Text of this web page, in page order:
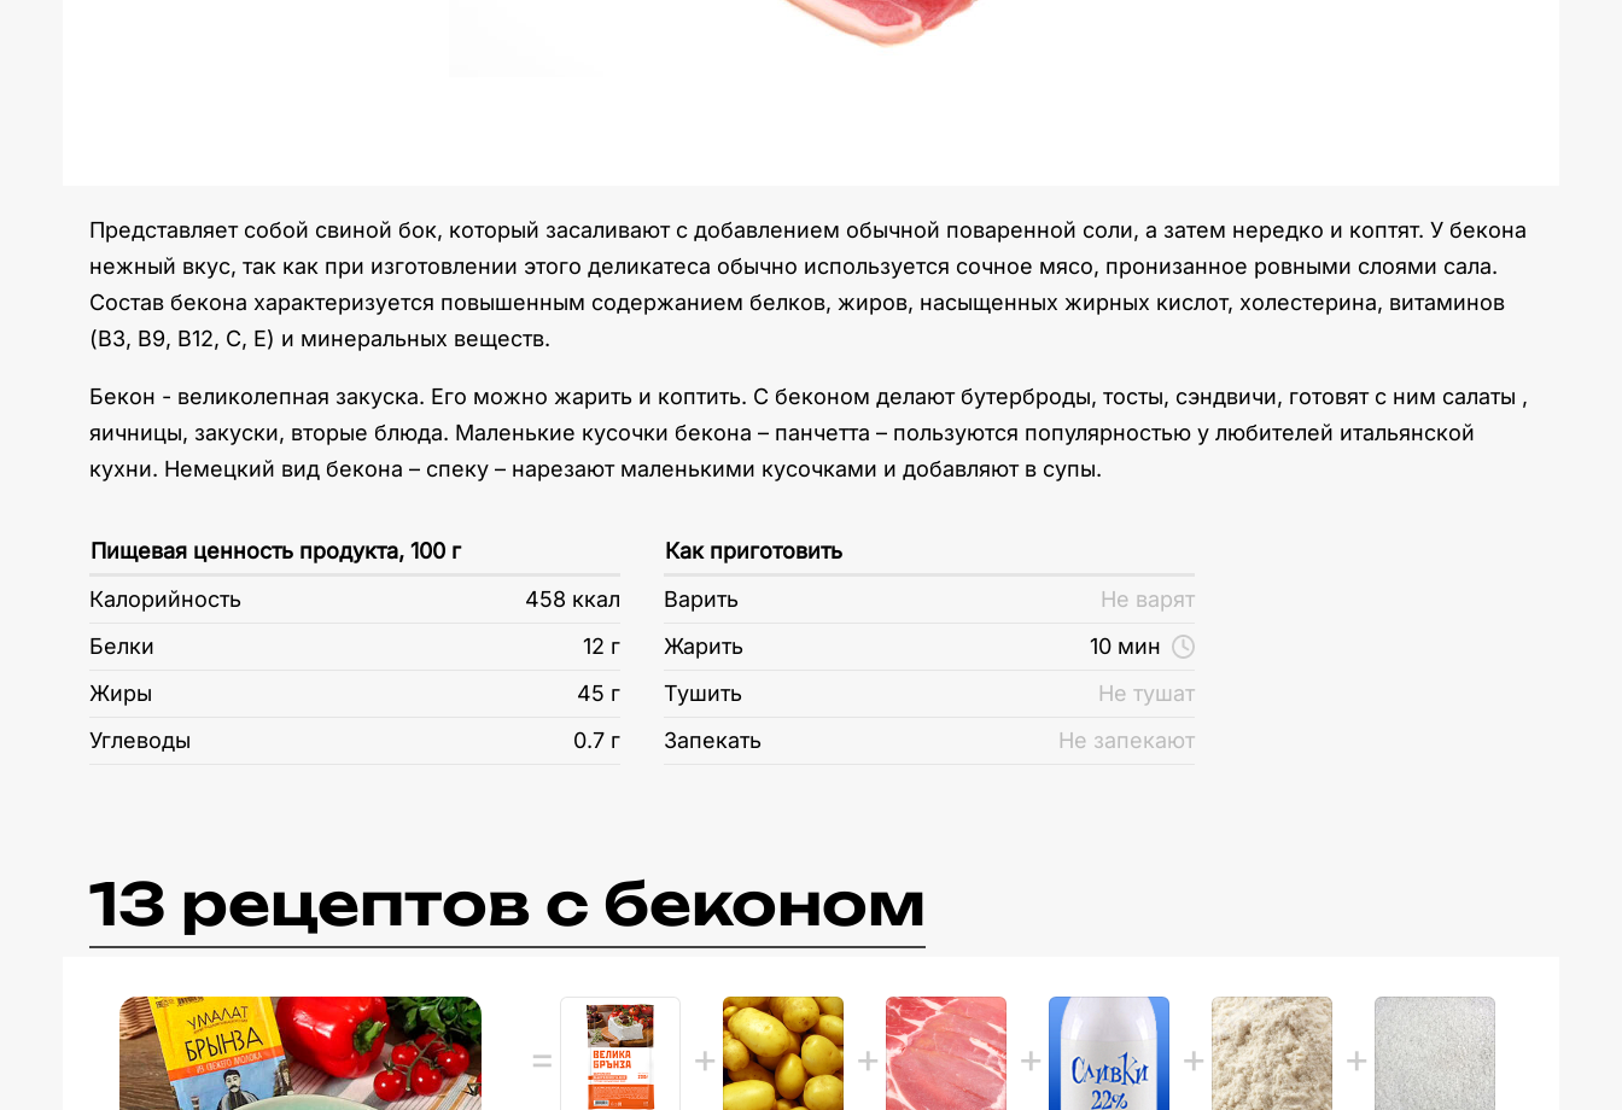
Представляет собой свиной бок, который засаливают с добавлением обычной поваренной соли, а затем нередко и коптят. У бекона
нежный вкус, так как при изготовлении этого деликатеса обычно используется сочное мясо, пронизанное ровными слоями сала.
Состав бекона характеризуется повышенным содержанием белков, жиров, насыщенных жирных кислот, холестерина, витаминов
(B3, B9, B12, C, E) и минеральных веществ.
Бекон - великолепная закуска. Его можно жарить и коптить. С беконом делают бутерброды, тосты, сэндвичи, готовят с ним салаты ,
яичницы, закуски, вторые блюда. Маленькие кусочки бекона – панчетта – пользуются популярностью у любителей итальянской
кухни. Немецкий вид бекона – спеку – нарезают маленькими кусочками и добавляют в супы.
Пищевая ценность продукта, 100 г
Калорийность
458 ккал
Белки
12 г
Жиры
45 г
Углеводы
0.7 г
Как приготовить
Варить
Не варят
Жарить
10 мин
Тушить
Не тушат
Запекать
Не запекают
13 рецептов c беконом